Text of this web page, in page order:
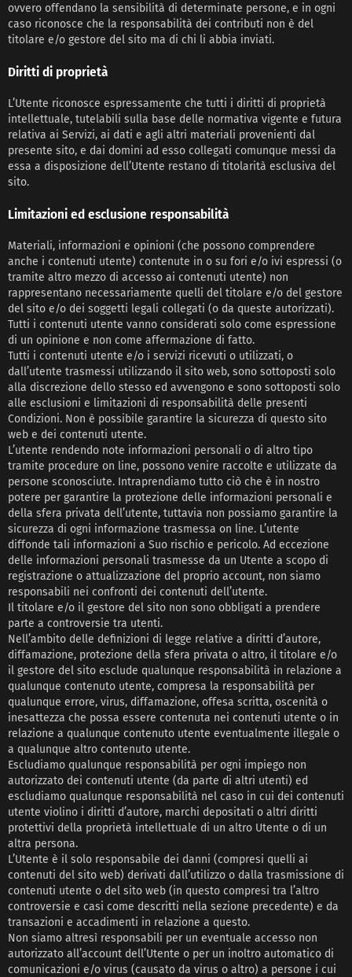
ovvero offendano la sensibilità di determinate persone, e in ogni
caso riconosce che la responsabilità dei contributi non è del
titolare e/o gestore del sito ma di chi li abbia inviati.
Diritti di proprietà
L’Utente riconosce espressamente che tutti i diritti di proprietà
intellettuale, tutelabili sulla base delle normativa vigente e futura
relativa ai Servizi, ai dati e agli altri materiali provenienti dal
presente sito, e dai domini ad esso collegati comunque messi da
essa a disposizione dell’Utente restano di titolarità esclusiva del
sito.
Limitazioni ed esclusione responsabilità
Materiali, informazioni e opinioni (che possono comprendere
anche i contenuti utente) contenute in o su fori e/o ivi espressi (o
tramite altro mezzo di accesso ai contenuti utente) non
rappresentano necessariamente quelli del titolare e/o del gestore
del sito e/o dei soggetti legali collegati (o da queste autorizzati).
Tutti i contenuti utente vanno considerati solo come espressione
di un opinione e non come affermazione di fatto.
Tutti i contenuti utente e/o i servizi ricevuti o utilizzati, o
dall’utente trasmessi utilizzando il sito web, sono sottoposti solo
alla discrezione dello stesso ed avvengono e sono sottoposti solo
alle esclusioni e limitazioni di responsabilità delle presenti
Condizioni. Non è possibile garantire la sicurezza di questo sito
web e dei contenuti utente.
L’utente rendendo note informazioni personali o di altro tipo
tramite procedure on line, possono venire raccolte e utilizzate da
persone sconosciute. Intraprendiamo tutto ciò che è in nostro
potere per garantire la protezione delle informazioni personali e
della sfera privata dell’utente, tuttavia non possiamo garantire la
sicurezza di ogni informazione trasmessa on line. L’utente
diffonde tali informazioni a Suo rischio e pericolo. Ad eccezione
delle informazioni personali trasmesse da un Utente a scopo di
registrazione o attualizzazione del proprio account, non siamo
responsabili nei confronti dei contenuti dell’utente.
Il titolare e/o il gestore del sito non sono obbligati a prendere
parte a controversie tra utenti.
Nell’ambito delle definizioni di legge relative a diritti d’autore,
diffamazione, protezione della sfera privata o altro, il titolare e/o
il gestore del sito esclude qualunque responsabilità in relazione a
qualunque contenuto utente, compresa la responsabilità per
qualunque errore, virus, diffamazione, offesa scritta, oscenità o
inesattezza che possa essere contenuta nei contenuti utente o in
relazione a qualunque contenuto utente eventualmente illegale o
a qualunque altro contenuto utente.
Escludiamo qualunque responsabilità per ogni impiego non
autorizzato dei contenuti utente (da parte di altri utenti) ed
escludiamo qualunque responsabilità nel caso in cui dei contenuti
utente violino i diritti d’autore, marchi depositati o altri diritti
protettivi della proprietà intellettuale di un altro Utente o di un
altra persona.
L’Utente è il solo responsabile dei danni (compresi quelli ai
contenuti del sito web) derivati dall’utilizzo o dalla trasmissione di
contenuti utente o del sito web (in questo compresi tra l’altro
controversie e casi come descritti nella sezione precedente) e da
transazioni e accadimenti in relazione a questo.
Non siamo altresì responsabili per un eventuale accesso non
autorizzato all’account dell’Utente o per un inoltro automatico di
comunicazioni e/o virus (causato da virus o altro) a persone i cui